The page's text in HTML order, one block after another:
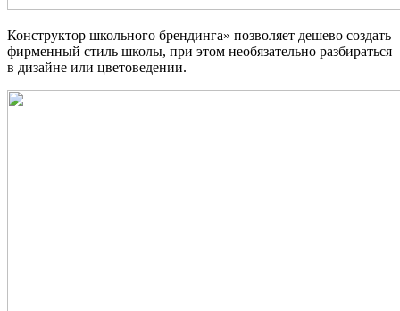
Конструктор школьного брендинга» позволяет дешево создать
фирменный стиль школы, при этом необязательно разбираться
в дизайне или цветоведении.